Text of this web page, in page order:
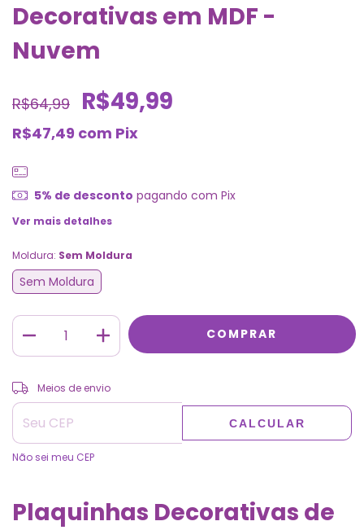
Decorativas em MDF -
Nuvem
R$64,99 R$49,99
R$47,49 com Pix
5% de desconto pagando com Pix
Ver mais detalhes
Moldura: Sem Moldura
Sem Moldura
Entregas para o CEP:
Meios de envio
CALCULAR
Não sei meu CEP
Plaquinhas Decorativas de